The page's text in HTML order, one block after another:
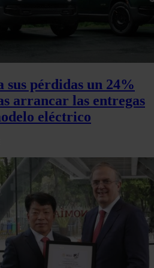
de redes sociales,
combinarla con otra
hayan recopilado a partir del uso
pérdidas un 24%
arrancar las entregas
eléctrico